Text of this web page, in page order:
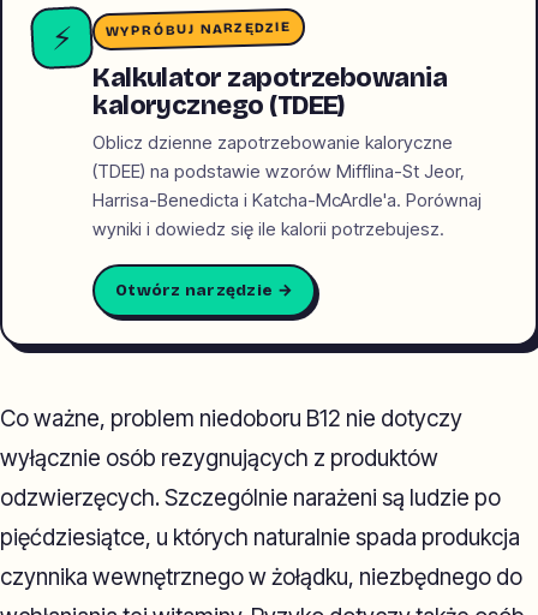
⚡ WYPRÓBUJ NARZĘDZIE
Kalkulator zapotrzebowania
kalorycznego (TDEE)
Oblicz dzienne zapotrzebowanie kaloryczne
(TDEE) na podstawie wzorów Mifflina-St Jeor,
Harrisa-Benedicta i Katcha-McArdle'a. Porównaj
wyniki i dowiedz się ile kalorii potrzebujesz.
Otwórz narzędzie →
Co ważne, problem niedoboru B12 nie dotyczy
wyłącznie osób rezygnujących z produktów
odzwierzęcych. Szczególnie narażeni są ludzie po
pięćdziesiątce, u których naturalnie spada produkcja
czynnika wewnętrznego w żołądku, niezbędnego do